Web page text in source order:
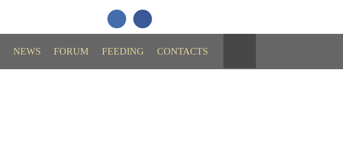
NEWS FORUM FEEDING CONTACTS